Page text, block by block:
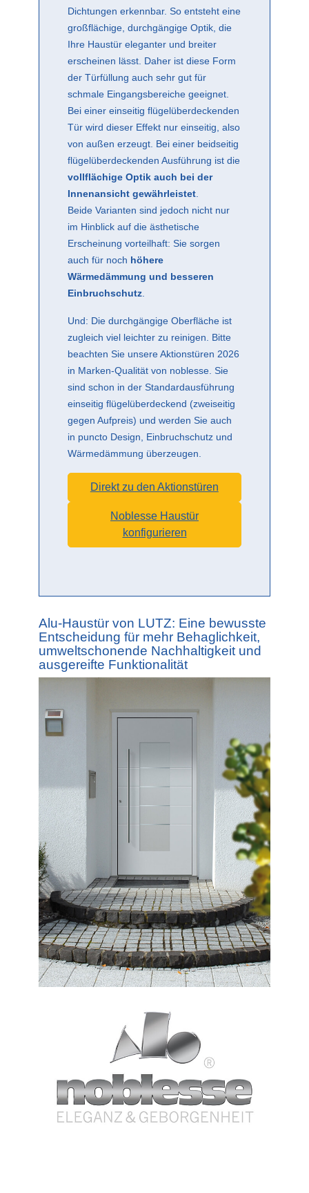
Dichtungen erkennbar. So entsteht eine
großflächige, durchgängige Optik, die
Ihre Haustür eleganter und breiter
erscheinen lässt. Daher ist diese Form
der Türfüllung auch sehr gut für
schmale Eingangsbereiche geeignet.
Bei einer einseitig flügelüberdeckenden
Tür wird dieser Effekt nur einseitig, also
von außen erzeugt. Bei einer beidseitig
flügelüberdeckenden Ausführung ist die
vollflächige Optik auch bei der
Innenansicht gewährleistet.
Beide Varianten sind jedoch nicht nur
im Hinblick auf die ästhetische
Erscheinung vorteilhaft: Sie sorgen
auch für noch höhere
Wärmedämmung und besseren
Einbruchschutz.
Und: Die durchgängige Oberfläche ist
zugleich viel leichter zu reinigen. Bitte
beachten Sie unsere Aktionstüren 2026
in Marken-Qualität von noblesse. Sie
sind schon in der Standardausführung
einseitig flügelüberdeckend (zweiseitig
gegen Aufpreis) und werden Sie auch
in puncto Design, Einbruchschutz und
Wärmedämmung überzeugen.
Direkt zu den Aktionstüren
Noblesse Haustür
konfigurieren
Alu-Haustür von LUTZ: Eine bewusste
Entscheidung für mehr Behaglichkeit,
umweltschonende Nachhaltigkeit und
ausgereifte Funktionalität